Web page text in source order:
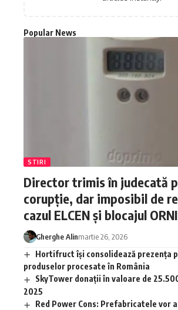
Popular News
STIRI
Director trimis în judecată
corupție, dar imposibil de
cazul ELCEN și blocajul
Gherghe Alinmartie 26, 2026
Hortifruct își consolidează prezența
produselor procesate în România
SkyTower donații în valoare de
2025
Red Power Cons: Prefabricatele vor